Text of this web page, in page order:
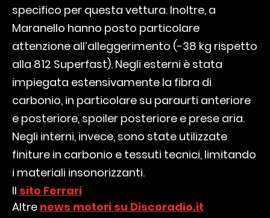
specifico per questa vettura. Inoltre, a
Maranello hanno posto particolare
attenzione all’alleggerimento (-38 kg rispetto
alla 812 Superfast). Negli esterni è stata
impiegata estensivamente la fibra di
carbonio, in particolare su paraurti anteriore
e posteriore, spoiler posteriore e prese aria.
Negli interni, invece, sono state utilizzate
finiture in carbonio e tessuti tecnici, limitando
i materiali insonorizzanti.
Il sito Ferrari
Altre news motori su Discoradio.it